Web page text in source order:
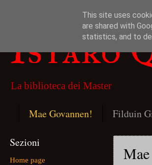
Istaro
La biblioteca dei Master
Mae Govannen! Filduin
Sezioni
Home page
This site uses
are shared with
statistics, and to